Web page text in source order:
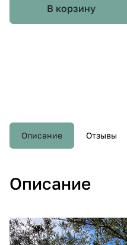
В корзину
Описание Отзывы
Описание